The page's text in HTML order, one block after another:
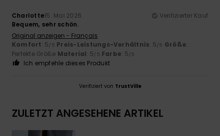
Charlotte15. Mai 2026
Verifizierter Kauf
Bequem, sehr schön.
Original anzeigen - Français
Komfort: 5/5 Preis-Leistungs-Verhältnis: 5/5 Größe:
Perfekte Größe Material: 5/5 Farbe: 5/5
Ich empfehle dieses Produkt
Verifiziert von TrustVille
ZULETZT ANGESEHENE ARTIKEL